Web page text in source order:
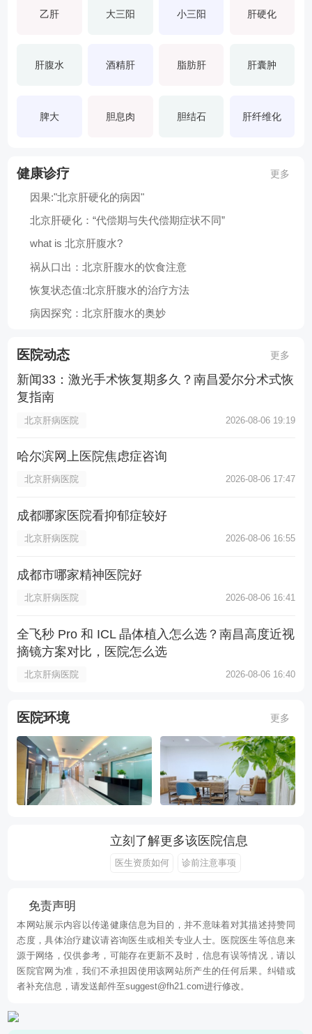
乙肝 大三阳 小三阳 肝硬化
肝腹水 酒精肝 脂肪肝 肝囊肿
脾大 胆息肉 胆结石 肝纤维化
健康诊疗 更多
因果:"北京肝硬化的病因"
北京肝硬化：“代偿期与失代偿期症状不同”
what is 北京肝腹水?
祸从口出：北京肝腹水的饮食注意
恢复状态值:北京肝腹水的治疗方法
病因探究：北京肝腹水的奥妙
医院动态 更多
新闻33：激光手术恢复期多久？南昌爱尔分术式恢
复指南
北京肝病医院 2026-08-06 19:19
哈尔滨网上医院焦虑症咨询
北京肝病医院 2026-08-06 17:47
成都哪家医院看抑郁症较好
北京肝病医院 2026-08-06 16:55
成都市哪家精神医院好
北京肝病医院 2026-08-06 16:41
全飞秒 Pro 和 ICL 晶体植入怎么选？南昌高度近视
摘镜方案对比，医院怎么选
北京肝病医院 2026-08-06 16:40
医院环境 更多
立刻了解更多该医院信息
医生资质如何 诊前注意事项
免责声明
本网站展示内容以传递健康信息为目的，并不意味着对其描述持赞同
态度，具体治疗建议请咨询医生或相关专业人士。医院医生等信息来
源于网络，仅供参考，可能存在更新不及时，信息有误等情况，请以
医院官网为准，我们不承担因使用该网站所产生的任何后果。纠错或
者补充信息，请发送邮件至suggest@fh21.com进行修改。